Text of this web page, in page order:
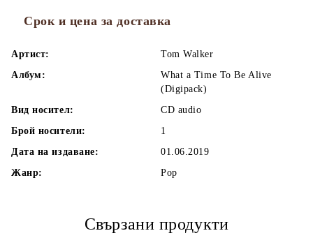
Срок и цена за доставка
Артист:
Tom Walker
Албум:
What a Time To Be Alive
(Digipack)
Вид носител:
CD audio
Брой носители:
1
Дата на издаване:
01.06.2019
Жанр:
Pop
Свързани продукти